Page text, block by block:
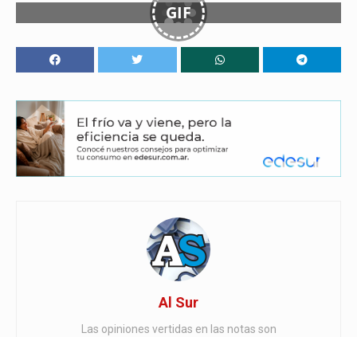
GIF
Al Sur
Las opiniones vertidas en las notas son